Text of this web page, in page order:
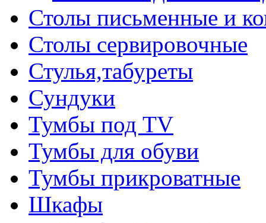
Столы письменные и
Столы сервировочные
Стулья,табуреты
Сундуки
Тумбы под TV
Тумбы для обуви
Тумбы прикроватные
Шкафы